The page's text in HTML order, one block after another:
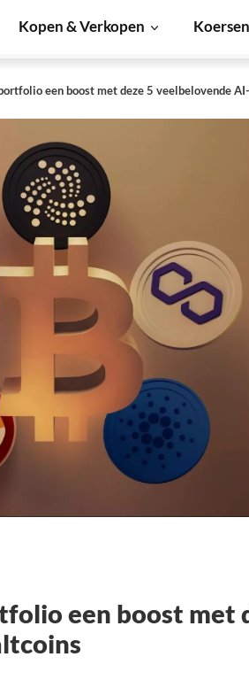
Kopen & Verkopen Koersen
een boost met deze 5 veelbelovende
een boost met